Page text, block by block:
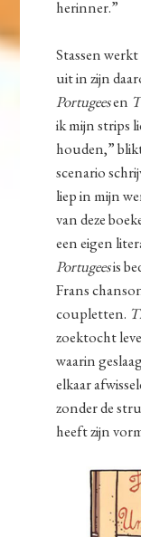
herinner.”
Stassen
uit in zijn
Portugeesen
ik mijn strips
houden,”
scenario
liep in mijn
van deze
een eigen
Portugeesis
Frans
coupletten.
zoektocht
waarin
elkaar
zonder de
heeft zijn